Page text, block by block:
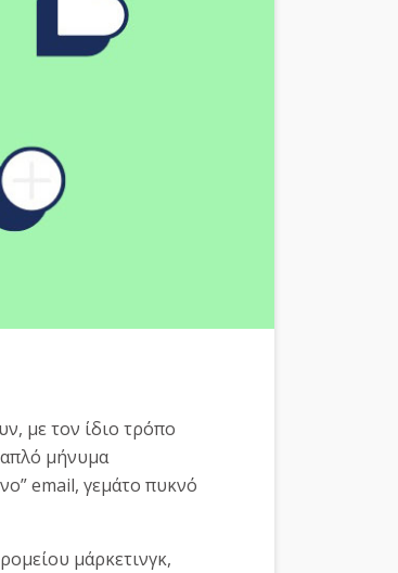
με τον ίδιο τρόπο
μήνυμα
email, γεμάτο πυκνό
μάρκετινγκ,